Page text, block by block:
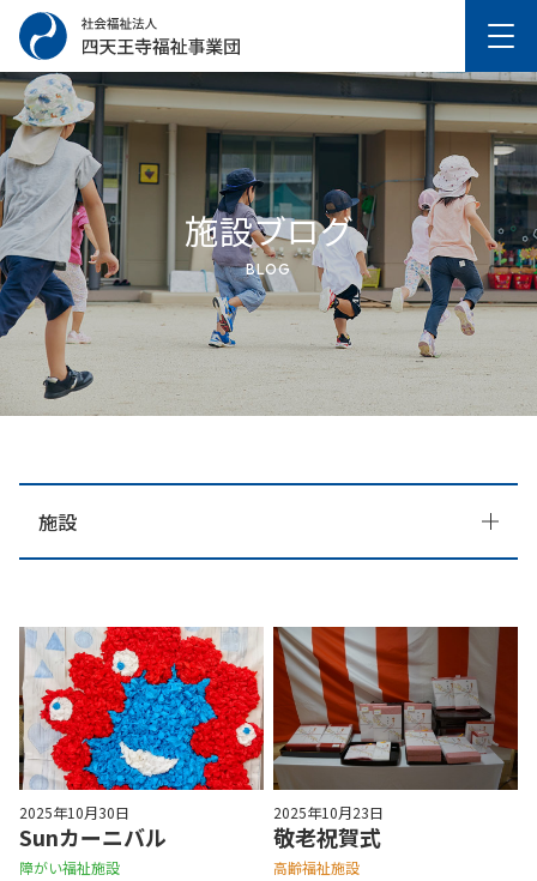
施設ブログ
BLOG
2025年10月30日
Sunカーニバル
障がい福祉施設
2025年10月23日
敬老祝賀式
高齢福祉施設
施設